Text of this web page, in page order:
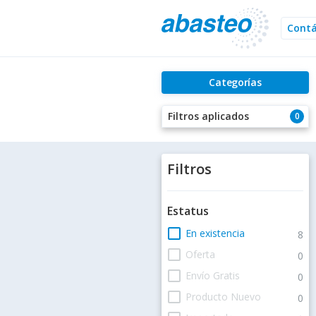
Categorías
0
Filtros aplicados
Filtros
Estatus
check_box_outline_blank En existencia 8
check_box_outline_blank Oferta 0
check_box_outline_blank Envío Gratis 0
check_box_outline_blank Producto Nuevo 0